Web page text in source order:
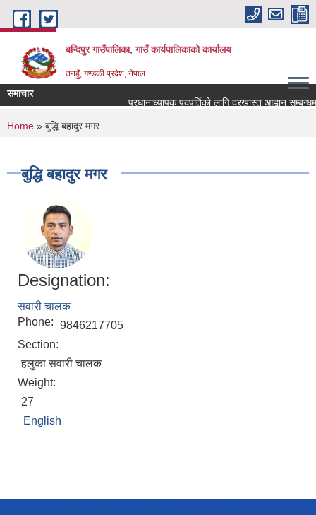
Skip to main content
बन्दिपुर गाउँपालिका, गाउँ कार्यपालिकाको कार्यालय
तनहुँ, गण्डकी प्रदेश, नेपाल
समाचार
प्रधानाध्यापक पदपुर्तिको लागि दरखास्त आह्वान सम्बन्धमा
You are here
Home » बुद्धि बहादुर मगर
बुद्धि बहादुर मगर
Designation:
सवारी चालक
Phone: 9846217705
Section:
हलुका सवारी चालक
Weight:
27
English